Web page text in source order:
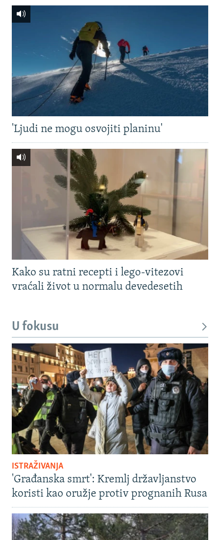
'Ljudi ne mogu osvojiti planinu'
Kako su ratni recepti i lego-vitezovi
vraćali život u normalu devedesetih
U fokusu
ISTRAŽIVANJA
'Građanska smrt': Kremlj državljanstvo
koristi kao oružje protiv prognanih Rusa